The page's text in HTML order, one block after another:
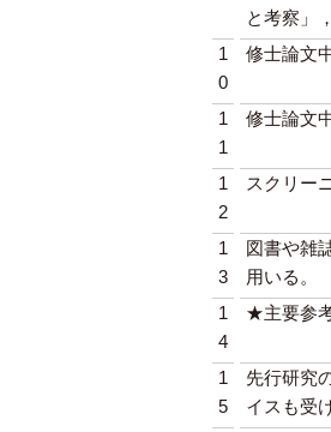
と考察」
1
0
修士論文
1
1
修士論文
1
2
スクリー
1
3
図書や雑
用いる。
1
4
★主要参
1
5
先行研究
イスも受